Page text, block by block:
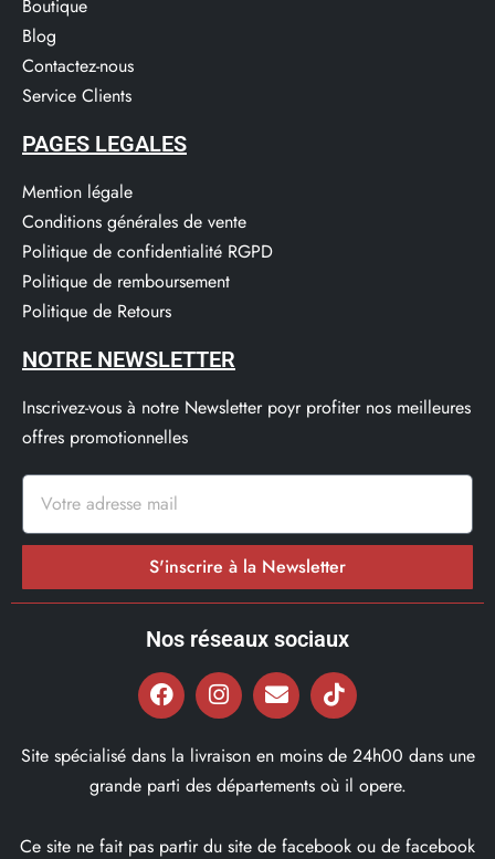
Boutique
Blog
Contactez-nous
Service Clients​
PAGES LEGALES
Mention légale
Conditions générales de vente
Politique de confidentialité RGPD
Politique de remboursement
Politique de Retours
NOTRE NEWSLETTER
Inscrivez-vous à notre Newsletter poyr profiter nos meilleures
offres promotionnelles
S'inscrire à la Newsletter
Nos réseaux sociaux
Site spécialisé dans la livraison en moins de 24h00 dans une
grande parti des départements où il opere.
Ce site ne fait pas partir du site de facebook ou de facebook